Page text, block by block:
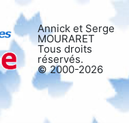
Annick et Serge
MOURARET
Tous droits
réservés.
© 2000-2026